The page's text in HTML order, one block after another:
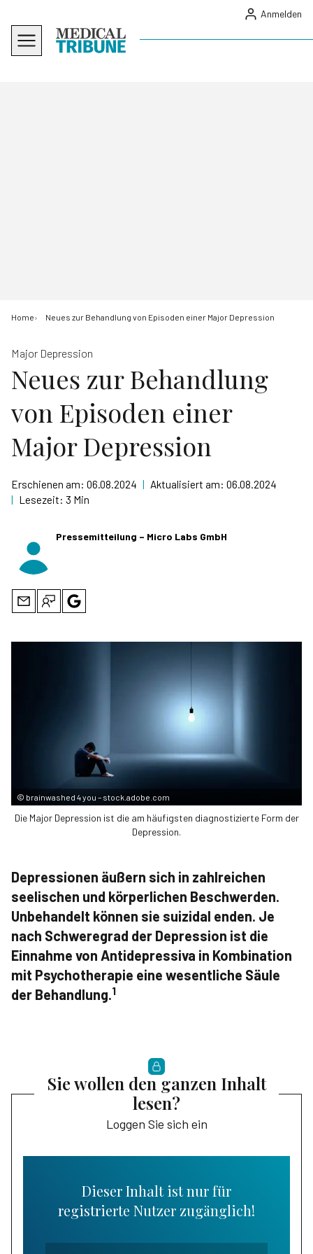
Anmelden
Home Neues zur Behandlung von Episoden einer Major Depression
Major Depression
Neues zur Behandlung
von Episoden einer
Major Depression
Erschienen am: 06.08.2024 | Aktualisiert am: 06.08.2024
| Lesezeit: 3 Min
Pressemitteilung – Micro Labs GmbH
© brainwashed 4 you – stock.adobe.com
Die Major Depression ist die am häufigsten diagnostizierte Form der
Depression.
Depressionen äußern sich in zahlreichen
seelischen und körperlichen Beschwerden.
Unbehandelt können sie suizidal enden. Je
nach Schweregrad der Depression ist die
Einnahme von Antidepressiva in Kombination
mit Psychotherapie eine wesentliche Säule
der Behandlung.1
Sie wollen den ganzen Inhalt
lesen?
Loggen Sie sich ein
Dieser Inhalt ist nur für
registrierte Nutzer zugänglich!